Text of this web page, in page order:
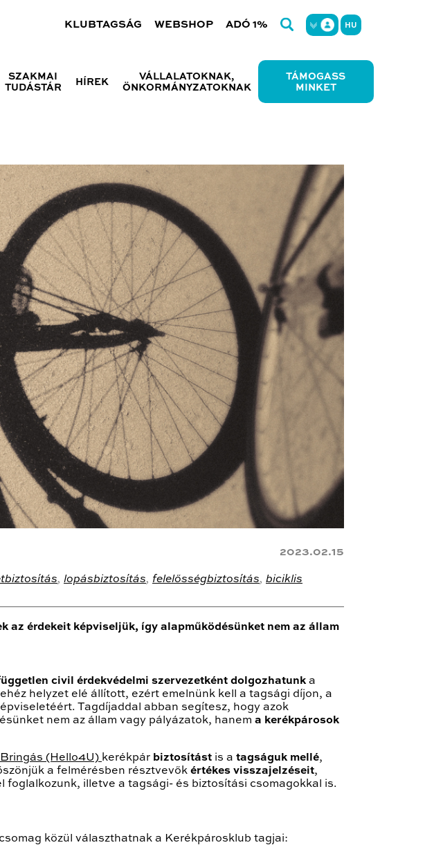
KLUBTAGSÁG WEBSHOP ADÓ 1% HU
SZAKMAI
TUDÁSTÁR
HÍREK
VÁLLALATOKNAK,
ÖNKORMÁNYZATOKNAK
TÁMOGASS
MINKET
2023.02.15
, lopásbiztosítás, felelősségbiztosítás, biciklis
érdekeit képviseljük, így alapműködésünket nem az állam
civil érdekvédelmi szervezetként dolgozhatunk a
helyzet elé állított, ezért emelnünk kell a tagsági díjon, a
Tagdíjaddal abban segítesz, hogy azok
nem az állam vagy pályázatok, hanem a kerékpárosok
(Hello4U) kerékpár biztosítást is a tagságuk mellé,
a felmérésben résztvevők értékes visszajelzéseit,
illetve a tagsági- és biztosítási csomagokkal is.
közül választhatnak a Kerékpárosklub tagjai: